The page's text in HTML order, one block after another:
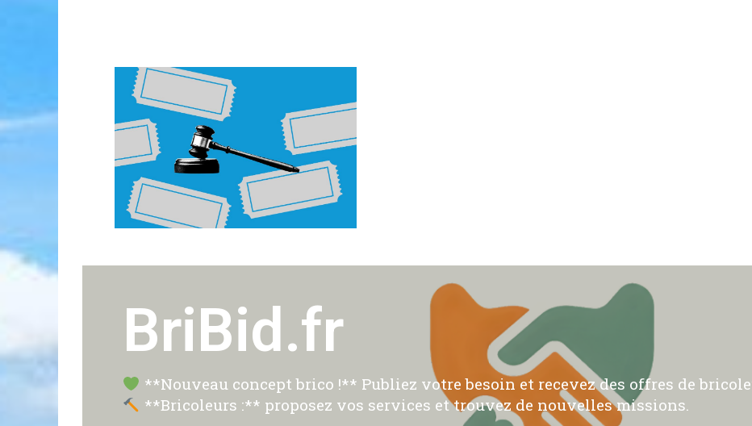
BriBid.fr
**Nouveau concept brico !** Publiez votre besoin et recevez des offres de
**Bricoleurs :** proposez vos services et trouvez de nouvelles missions.